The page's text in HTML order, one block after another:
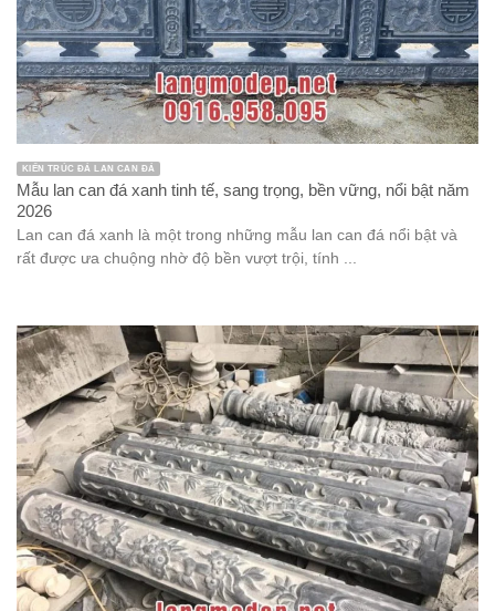
KIẾN TRÚC ĐÁ LAN CAN ĐÁ
Mẫu lan can đá xanh tinh tế, sang trọng, bền vững, nổi bật năm
2026
Lan can đá xanh là một trong những mẫu lan can đá nổi bật và
rất được ưa chuộng nhờ độ bền vượt trội, tính ...